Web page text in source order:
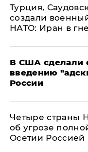
Турция,
создали
НАТО: Иран в
В США сделали
введению
России
Четыре страны
об угрозе
Осетии Россией